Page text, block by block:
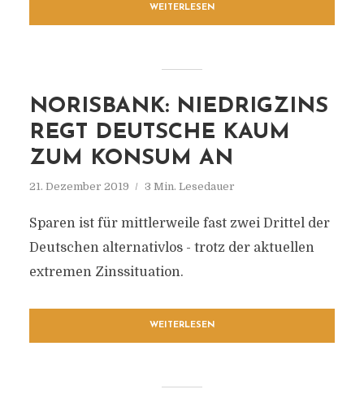
WEITERLESEN
NORISBANK: NIEDRIGZINS
REGT DEUTSCHE KAUM
ZUM KONSUM AN
21. Dezember 2019 3 Min. Lesedauer
Sparen ist für mittlerweile fast zwei Drittel der
Deutschen alternativlos - trotz der aktuellen
extremen Zinssituation.
WEITERLESEN